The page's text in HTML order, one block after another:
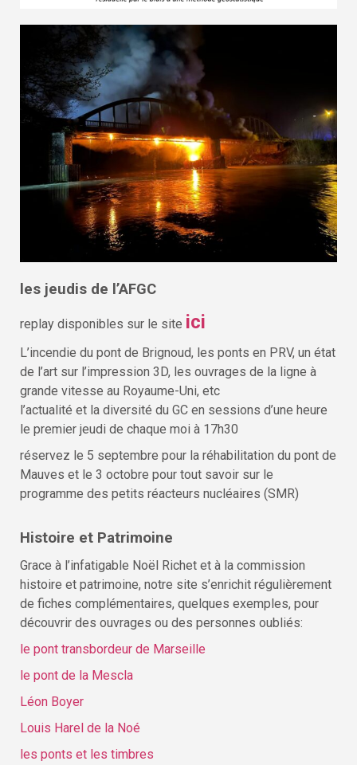
les jeudis de l’AFGC
replay disponibles sur le site ici
L’incendie du pont de Brignoud, les ponts en PRV, un état
de l’art sur l’impression 3D, les ouvrages de la ligne à
grande vitesse au Royaume-Uni, etc
l’actualité et la diversité du GC en sessions d’une heure
le premier jeudi de chaque moi à 17h30
réservez le 5 septembre pour la réhabilitation du pont de
Mauves et le 3 octobre pour tout savoir sur le
programme des petits réacteurs nucléaires (SMR)
Histoire et Patrimoine
Grace à l’infatigable Noël Richet et à la commission
histoire et patrimoine, notre site s’enrichit régulièrement
de fiches complémentaires, quelques exemples, pour
découvrir des ouvrages ou des personnes oubliés:
le pont transbordeur de Marseille
le pont de la Mescla
Léon Boyer
Louis Harel de la Noé
les ponts et les timbres